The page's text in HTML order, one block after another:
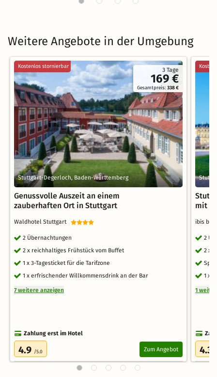
Weitere Angebote in der Umgebung
3 Tage
169 €
Gesamtpreis:338 €
Kostenlos stornierbar
Stuttgart-Degerloch, Baden-Württemberg
Genussvolle Auszeit an einem
zauberhaften Ort in Stuttgart
Waldhotel Stuttgart
2 Übernachtungen
2 x reichhaltiges Frühstück vom Buffet
1 x 3-Tagesticket für die Tarifzone
1 x erfrischender Willkommensdrink an der Bar
7 weitere anzeigen
Zahlung erst im Hotel
4.9 /5.0 Zum Angebot
mit
ibis
2
2 x
1 x
1
4.3